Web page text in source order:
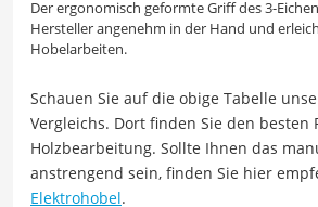
Der ergonomisch geformte Griff des 3-
Hersteller angenehm in der Hand und
Hobelarbeiten.
Schauen Sie auf die obige Tabelle
Vergleichs. Dort finden Sie den besten
Holzbearbeitung. Sollte Ihnen das
anstrengend sein, finden Sie hier
Elektrohobel.